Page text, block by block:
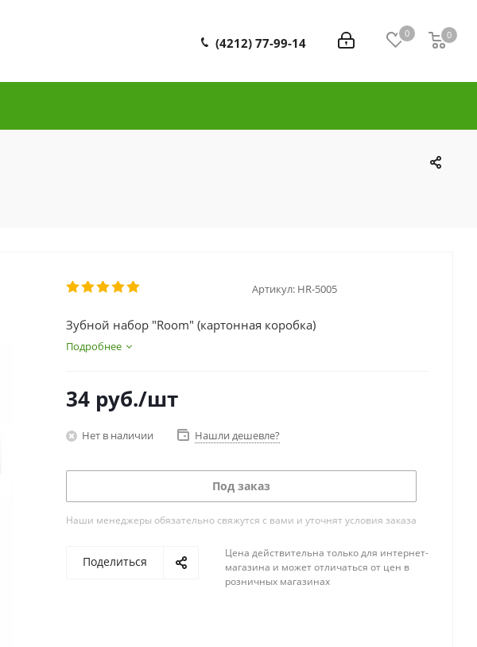
0 0
0
(4212) 77-99-14
Артикул: HR-5005
Зубной набор "Room" (картонная коробка)
Подробнее
34 руб./шт
Нет в наличии Нашли дешевле?
Под заказ
Наши менеджеры обязательно свяжутся с вами и уточнят условия заказа
Поделиться
Цена действительна только для интернет-
магазина и может отличаться от цен в
розничных магазинах